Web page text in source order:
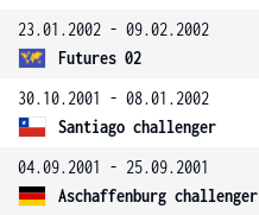
23.01.2002 - 09.02.2002
Futures 02
30.10.2001 - 08.01.2002
Santiago challenger
04.09.2001 - 25.09.2001
Aschaffenburg challenger